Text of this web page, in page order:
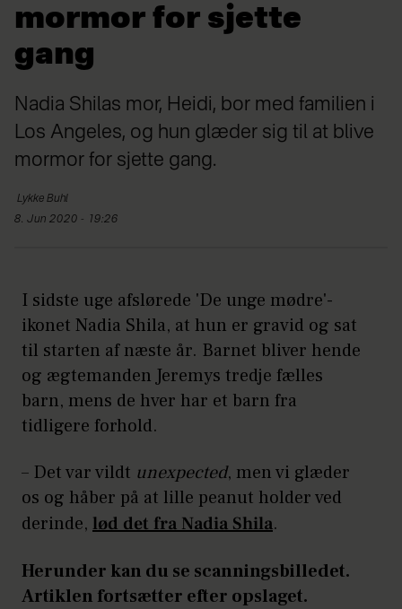
mormor for sjette
gang
Nadia Shilas mor, Heidi, bor med familien i
Los Angeles, og hun glæder sig til at blive
mormor for sjette gang.
Lykke Buhl
8. Jun 2020 - 19:26
I sidste uge afslørede 'De unge mødre'-
ikonet Nadia Shila, at hun er gravid og sat
til starten af næste år. Barnet bliver hende
og ægtemanden Jeremys tredje fælles
barn, mens de hver har et barn fra
tidligere forhold.
– Det var vildt unexpected, men vi glæder
os og håber på at lille peanut holder ved
derinde, lød det fra Nadia Shila.
Herunder kan du se scanningsbilledet.
Artiklen fortsætter efter opslaget.